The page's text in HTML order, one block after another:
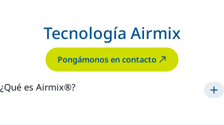
Tecnología Airmix
Pongámonos en contacto
¿Qué es Airmix®?